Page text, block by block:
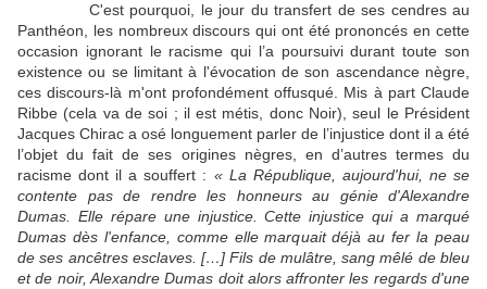
C'est pourquoi, le jour du transfert de ses cendres au
Panthéon, les nombreux discours qui ont été prononcés en cette
occasion ignorant le racisme qui l’a poursuivi durant toute son
existence ou se limitant à l'évocation de son ascendance nègre,
ces discours-là m'ont profondément offusqué. Mis à part Claude
Ribbe (cela va de soi ; il est métis, donc Noir), seul le Président
Jacques Chirac a osé longuement parler de l’injustice dont il a été
l’objet du fait de ses origines nègres, en d’autres termes du
racisme dont il a souffert : « La République, aujourd'hui, ne se
contente pas de rendre les honneurs au génie d'Alexandre
Dumas. Elle répare une injustice. Cette injustice qui a marqué
Dumas dès l'enfance, comme elle marquait déjà au fer la peau
de ses ancêtres esclaves. […] Fils de mulâtre, sang mêlé de bleu
et de noir, Alexandre Dumas doit alors affronter les regards d'une